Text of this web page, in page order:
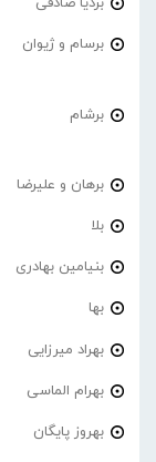
برسام و ژیوان
برشام
برهان و علیرضا
بلا
بنیامین بهادری
بها
بهراد میرزایی
بهرام الماسی
بهروز پایگان